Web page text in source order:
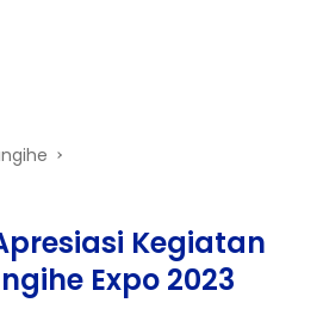
Kegiatan
Expo 2023